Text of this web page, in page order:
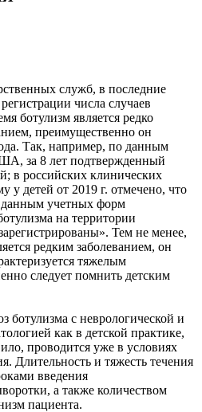
служб, в последние
числа случаев
ботулизм является редко
преимущественно он
Так, например, по данным
за 8 лет подтвержденный
в российских клинических
у детей от 2019 г. отмечено, что
данным учетных форм
на территории
Тем не менее,
редким заболеванием, он
тяжелым
следует помнить детским
ботулизма с неврологической и
как в детской практике,
проводится уже в условиях
Длительность и тяжесть течения
введения
а также количеством
пациента.